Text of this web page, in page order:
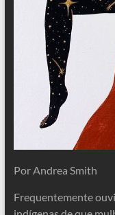
Por Andrea Smith
Frequentemente